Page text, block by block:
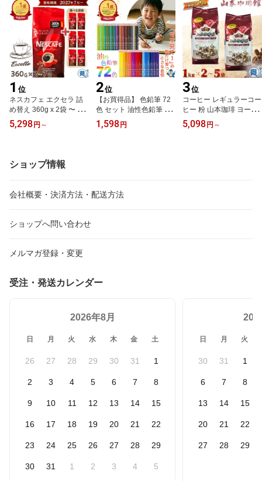
1 位
ネスカフェ エクセラ 詰
め替え 360g x 2袋 〜 7袋
合計720g〜2520g 大容
量 インスタントコーヒー
ーヒー カフェラテ ポリ
フェノール 送料無料
5,298円 ～
2位
【お買得品】 色鉛筆 72
色 セット 油性色鉛筆 丸
形 ソフト芯 お絵描き 絵
画 イラスト デッサン デ
1,598円
3位
コーヒー レギュラーコー
ヒー 粉 山本珈琲 ヨーロ
ピアンブレンド 1kg x 2
袋〜5袋 深煎り 中細挽き
5,098円 ～
ショップ情報
会社概要・決済方法・配送方法
ショップへ問い合わせ
メルマガ登録・変更
受注・発送カレンダー
2026年8月
日 月 火 水 木 金 土
26 27 28 29 30 31 1
2 3 4 5 6 7 8
9 10 11 12 13 14 15
16 17 18 19 20 21 22
23 24 25 26 27 28 29
30 31 1 2 3 4 5
日 月 火
30 31 1
6 7 8
13 14 15
20 21 22
27 28 29